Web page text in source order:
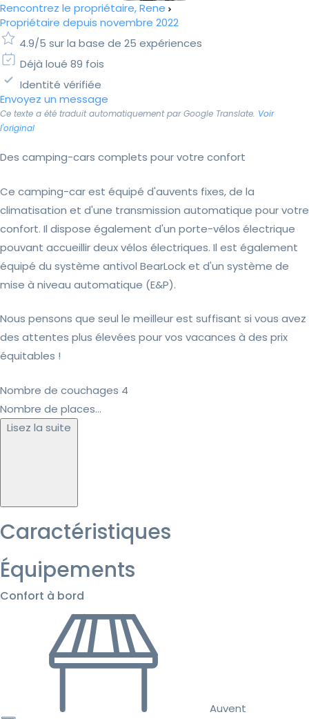
Rencontrez le propriétaire, Rene
Propriétaire depuis novembre 2022
4.9/5 sur la base de 25 expériences
Déjà loué 89 fois
Identité vérifiée
Envoyez un message
Ce texte a été traduit automatiquement par Google Translate. Voir
l'original
Des camping-cars complets pour votre confort
Ce camping-car est équipé d'auvents fixes, de la
climatisation et d'une transmission automatique pour votre
confort. Il dispose également d'un porte-vélos électrique
pouvant accueillir deux vélos électriques. Il est également
équipé du système antivol BearLock et d'un système de
mise à niveau automatique (E&P).
Nous pensons que seul le meilleur est suffisant si vous avez
des attentes plus élevées pour vos vacances à des prix
équitables !
Nombre de couchages 4
Nombre de places...
Lisez la suite
Caractéristiques
Équipements
Confort à bord
Auvent